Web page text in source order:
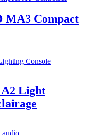
MA3 Compact
Light